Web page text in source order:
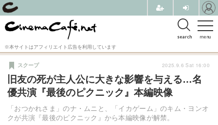
menu
search
※本サイトはアフィリエイト広告を利用しています
旧友の死が主人公に大きな影響を与える…名
優共演『最後のピクニック』本編映像
「おつかれさま」のナ・ムニと、「イカゲーム」のキム・ヨンオ
クが共演『最後のピクニック』から本編映像が解禁。
スクープ 2025.9.6 Sat 16:00